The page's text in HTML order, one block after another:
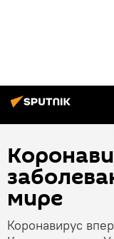
мире
Коронавирус